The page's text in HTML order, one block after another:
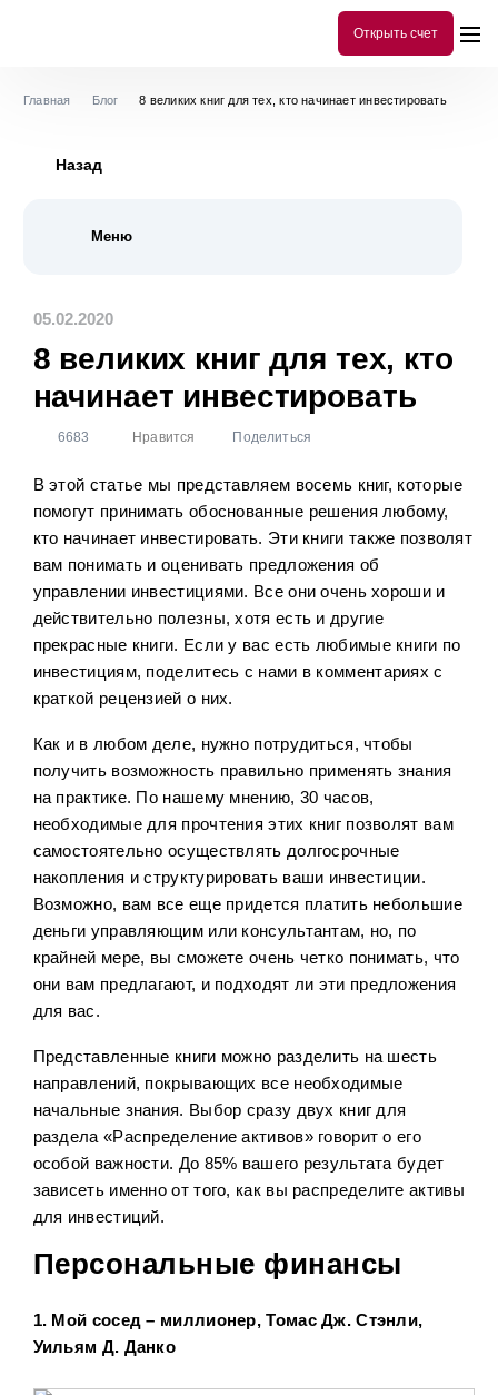
Открыть счет
Главная Блог 8 великих книг для тех, кто начинает инвестировать
Назад
Меню
История
Инструменты аналитики 78
Библиотека инвестора 101
Акции
Облигации 80
Налоги
Фонды с целевой датой
ЗПИФ 6
05.02.2020
8 великих книг для тех, кто
начинает инвестировать
6683 Нравится Поделиться
В этой статье мы представляем восемь книг, которые
помогут принимать обоснованные решения любому,
кто начинает инвестировать. Эти книги также позволят
вам понимать и оценивать предложения об
управлении инвестициями. Все они очень хороши и
действительно полезны, хотя есть и другие
прекрасные книги. Если у вас есть любимые книги по
инвестициям, поделитесь с нами в комментариях с
краткой рецензией о них.
Как и в любом деле, нужно потрудиться, чтобы
получить возможность правильно применять знания
на практике. По нашему мнению, 30 часов,
необходимые для прочтения этих книг позволят вам
самостоятельно осуществлять долгосрочные
накопления и структурировать ваши инвестиции.
Возможно, вам все еще придется платить небольшие
деньги управляющим или консультантам, но, по
крайней мере, вы сможете очень четко понимать, что
они вам предлагают, и подходят ли эти предложения
для вас.
Представленные книги можно разделить на шесть
направлений, покрывающих все необходимые
начальные знания. Выбор сразу двух книг для
раздела «Распределение активов» говорит о его
особой важности. До 85% вашего результата будет
зависеть именно от того, как вы распределите активы
для инвестиций.
Персональные финансы
1. Мой сосед – миллионер, Томас Дж. Стэнли,
Уильям Д. Данко